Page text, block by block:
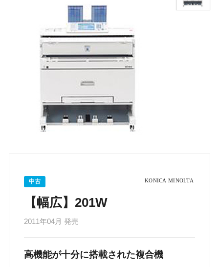
【幅広】201W
2011年04月 発売
中古
高機能が十分に搭載された複合機